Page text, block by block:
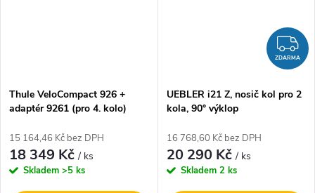
Thule VeloCompact 926 +
adaptér 9261 (pro 4. kolo)
15 164,46 Kč bez DPH
18 349 Kč/ ks
Skladem >5 ks
ZDARMA
UEBLER i21 Z, nosič kol pro 2
kola, 90° výklop
16 768,60 Kč bez DPH
20 290 Kč/ ks
Skladem 2 ks